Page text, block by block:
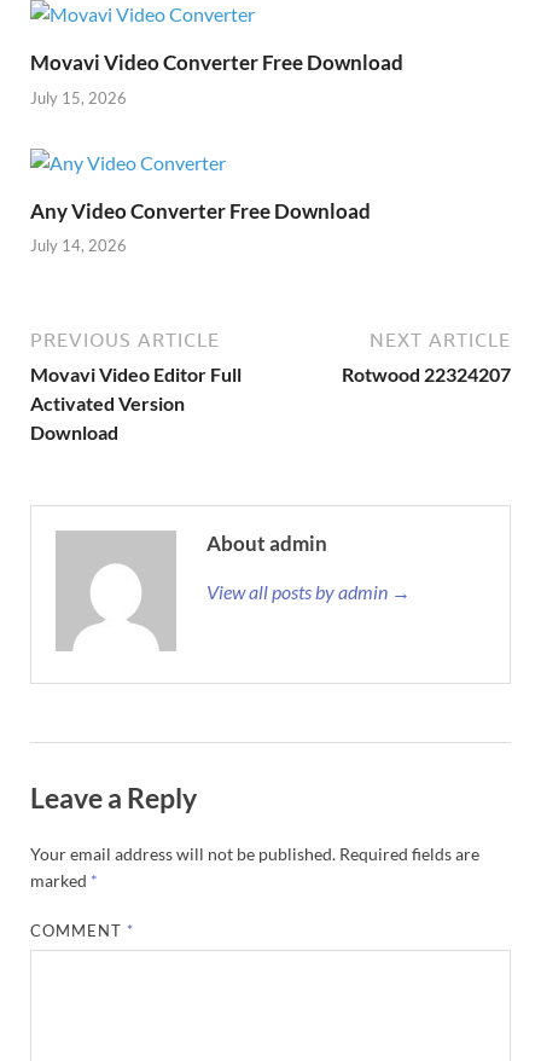
Movavi Video Converter Free Download
July 15, 2026
Any Video Converter Free Download
July 14, 2026
PREVIOUS ARTICLE
Movavi Video Editor Full
Activated Version
Download
NEXT ARTICLE
Rotwood 22324207
About admin
View all posts by admin →
Leave a Reply
Your email address will not be published. Required fields are
marked *
COMMENT *